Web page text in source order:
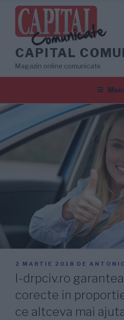
conținut
CAPITAL
Magazin online comunicate
PUBLICAT
PE
2 MARTIE 2018 DE
I-drpciv.ro
corecte in
ce altceva mai